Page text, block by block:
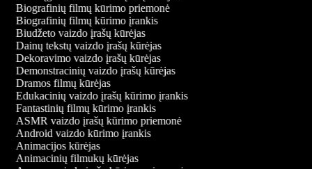
Biografinių filmų kūrimo priemonė
Biografinių filmų kūrimo įrankis
Biudžeto vaizdo įrašų kūrėjas
Dainų tekstų vaizdo įrašų kūrėjas
Dekoravimo vaizdo įrašų kūrėjas
Demonstracinių vaizdo įrašų kūrėjas
Dramos filmų kūrėjas
Edukacinių vaizdo įrašų kūrimo įrankis
Fantastinių filmų kūrimo įrankis
ASMR vaizdo įrašų kūrimo priemonė
Android vaizdo kūrimo įrankis
Animacijos kūrėjas
Animacinių filmukų kūrėjas